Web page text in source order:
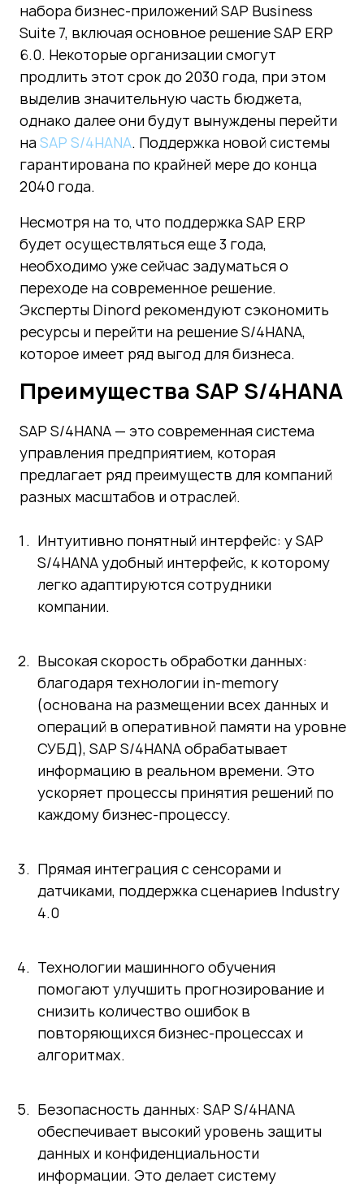
набора бизнес-приложений SAP Business
Suite 7, включая основное решение SAP ERP
6.0. Некоторые организации смогут
продлить этот срок до 2030 года, при этом
выделив значительную часть бюджета,
однако далее они будут вынуждены перейти
наSAP S/4HANA. Поддержка новой системы
гарантирована по крайней мере до конца
2040 года.
Несмотря на то, что поддержка SAP ERP
будет осуществляться еще 3 года,
необходимо уже сейчас задуматься о
переходе на современное решение.
Эксперты Dinord рекомендуют сэкономить
ресурсы и перейти на решение S/4HANA,
которое имеет ряд выгод для бизнеса.
Преимущества SAP S/4HANA
SAP S/4HANA — это современная система
управления предприятием, которая
предлагает ряд преимуществ для компаний
разных масштабов и отраслей.
Интуитивно понятный интерфейс: у SAP
S/4HANA удобный интерфейс, к которому
легко адаптируются сотрудники
компании.
Высокая скорость обработки данных:
благодаря технологии in-memory
(основана на размещении всех данных и
операций в оперативной памяти на уровне
СУБД), SAP S/4HANA обрабатывает
информацию в реальном времени. Это
ускоряет процессы принятия решений по
каждому бизнес-процессу.
Прямая интеграция с сенсорами и
датчиками, поддержка сценариев Industry
4.0
Технологии машинного обучения
помогают улучшить прогнозирование и
снизить количество ошибок в
повторяющихся бизнес-процессах и
алгоритмах.
Безопасность данных: SAP S/4HANA
обеспечивает высокий уровень защиты
данных и конфиденциальности
информации. Это делает систему